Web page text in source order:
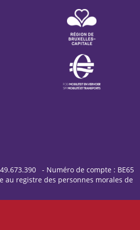
- Numéro de compte : BE65
au registre des personnes morales de